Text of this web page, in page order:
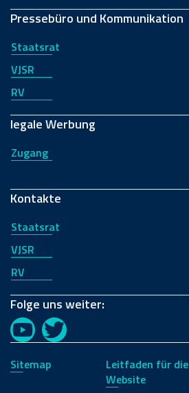
Pressebüro und Kommunikation
Staatsrat
VJSR
RV
legale Werbung
Zugang
Kontakte
Staatsrat
VJSR
RV
Folge uns weiter:
YouTubeTwitter
Sitemap
Leitfaden für die
Website